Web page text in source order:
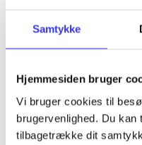
Samtykke
Hjemmesiden bruger
Vi bruger cookies til
brugervenlighed. Du
tilbagetrække dit
Artiklen er en del af
lorem ipsum
Tidsskrift